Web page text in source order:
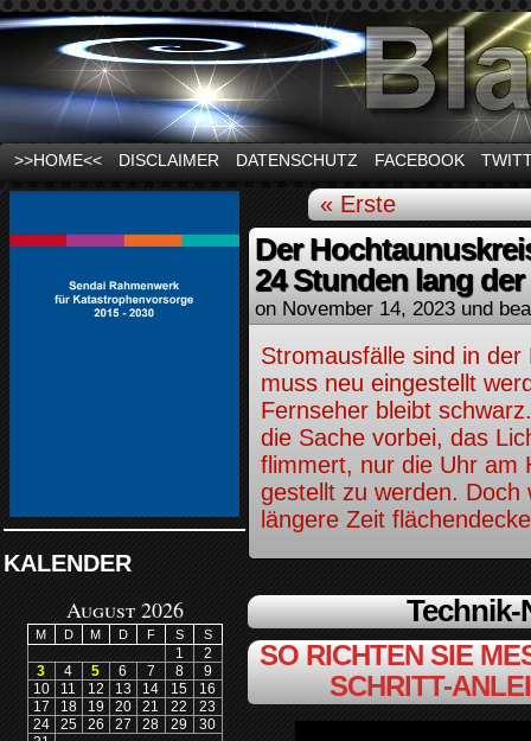
News und Infos zum Thema Stromausfall
>>HOME<< DISCLAIMER DATENSCHUTZ FACEBOOK
KALENDER
August 2026
M D M D F S S
1
2
3
4 5 6 7 8
9
10
11 12 13 14 15
16
17
18 19 20 21 22
23
24
25 26 27 28 29
30
« Erste
Der
24 Stunden lang
on November 14, 2023 und
Stromausfälle sind in
muss neu eingestellt
Fernseher bleibt
die Sache vorbei, das
flimmert, nur die Uhr am
gestellt zu werden.
längere Zeit
SO RICHTEN SIE
SCHRITT-